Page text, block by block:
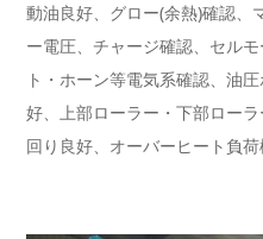
動油良好、グロー(余熱)確認、
ー電圧、チャージ確認、セル
ト・ホーン等電気系確認、油
好、上部ローラー・下部ロー
回り良好、オーバーヒート負